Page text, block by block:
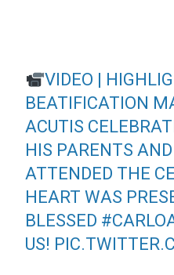
VIDEO |
BEATIFICATION
ACUTIS
HIS PARENTS
ATTENDED THE
HEART WAS
BLESSED
US!